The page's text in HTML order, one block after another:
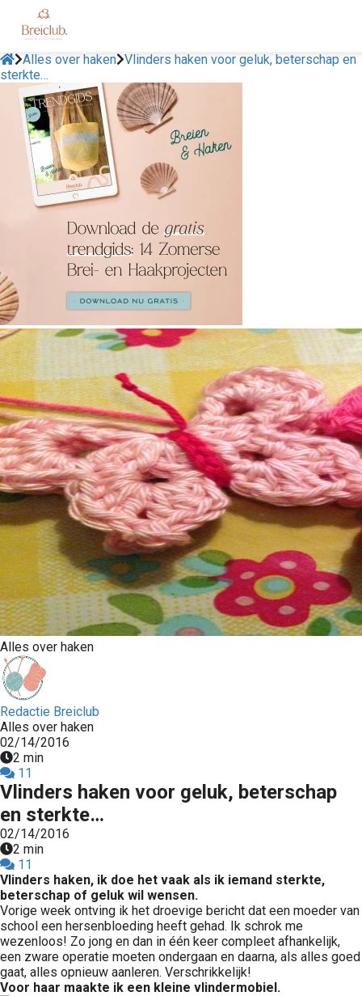
Alles over haken Vlinders haken voor geluk, beterschap en
sterkte…
Alles over haken
Redactie Breiclub
Alles over haken
02/14/2016
2 min
11
Vlinders haken voor geluk, beterschap
en sterkte…
02/14/2016
2 min
11
Vlinders haken, ik doe het vaak als ik iemand sterkte,
beterschap of geluk wil wensen.
Vorige week ontving ik het droevige bericht dat een moeder van
school een hersenbloeding heeft gehad. Ik schrok me
wezenloos! Zo jong en dan in één keer compleet afhankelijk,
een zware operatie moeten ondergaan en daarna, als alles goed
gaat, alles opnieuw aanleren. Verschrikkelijk!
Voor haar maakte ik een kleine vlindermobiel.